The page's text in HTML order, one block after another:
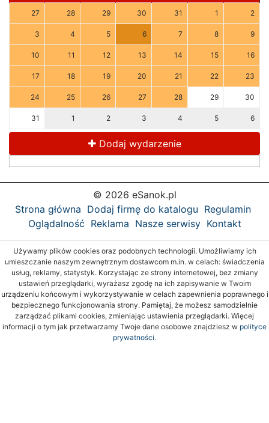
27 28 29 30 31 1 2
3 4 5 6 7 8 9
10 11 12 13 14 15 16
17 18 19 20 21 22 23
24 25 26 27 28 29 30
31 1 2 3 4 5 6
Dodaj wydarzenie
© 2026 eSanok.pl
Strona główna Dodaj firmę do katalogu Regulamin
Oglądalność Reklama Nasze serwisy Kontakt
Używamy plików cookies oraz podobnych technologii. Umożliwiamy ich
umieszczanie naszym zewnętrznym dostawcom m.in. w celach: świadczenia
usług, reklamy, statystyk. Korzystając ze strony internetowej, bez zmiany
ustawień przeglądarki, wyrażasz zgodę na ich zapisywanie w Twoim
urządzeniu końcowym i wykorzystywanie w celach zapewnienia poprawnego i
bezpiecznego funkcjonowania strony. Pamiętaj, że możesz samodzielnie
zarządzać plikami cookies, zmieniając ustawienia przeglądarki. Więcej
informacji o tym jak przetwarzamy Twoje dane osobowe znajdziesz w polityce
prywatności.